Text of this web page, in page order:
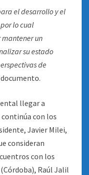
el desarrollo y el
lo cual
un
su estado
de
llegar a
con los
Javier Milei,
consideran
con los
Raúl Jalil